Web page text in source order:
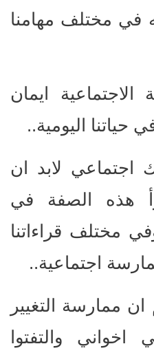
في مختلف مهامنا
الاجتماعية ايمان
حياتنا اليومية..
اجتماعي لابد ان
هذه الصفة في
مختلف قراءاتنا
اجتماعية..
ممارسة التغيير
اخواني والتفتوا